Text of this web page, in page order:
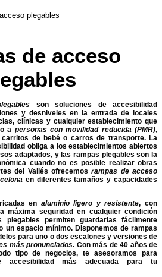
plegables
de acceso
son soluciones de accesibilidad
y desniveles en la entrada de locales
clínicas y cualquier establecimiento que
a personas con movilidad reducida (PMR),
de bebé o carros de transporte. La
obliga a los establecimientos abiertos
adaptados, y las rampas plegables son la
cuando no es posible realizar obras
del Vallés ofrecemosrampas de acceso
en diferentes tamaños y capacidades
en aluminio ligero y resistente, con
máxima seguridad en cualquier condición
plegables permiten guardarlas fácilmente
un espacio mínimo. Disponemos de rampas
para uno o dos escalones y versiones de
más pronunciados. Con más de 40 años de
tipo de negocios, te asesoramos para
accesibilidad más adecuada para tu